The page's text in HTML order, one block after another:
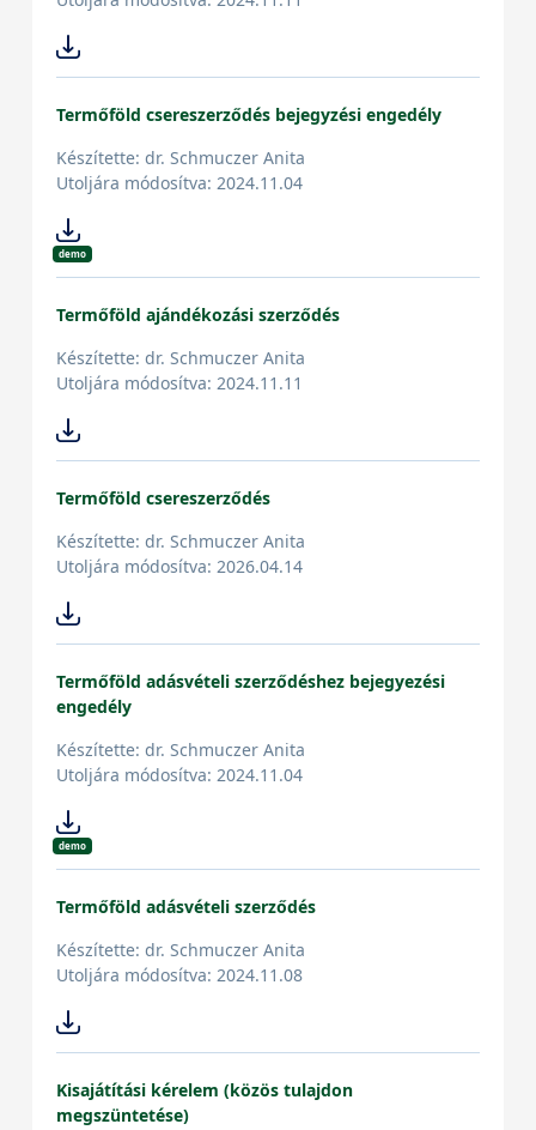
Termőföld csereszerződés bejegyzési engedély
Készítette: dr. Schmuczer Anita
Utoljára módosítva: 2024.11.04
demo
Termőföld ajándékozási szerződés
Készítette: dr. Schmuczer Anita
Utoljára módosítva: 2024.11.11
Termőföld csereszerződés
Készítette: dr. Schmuczer Anita
Utoljára módosítva: 2026.04.14
Termőföld adásvételi szerződéshez bejegyezési
engedély
Készítette: dr. Schmuczer Anita
Utoljára módosítva: 2024.11.04
demo
Termőföld adásvételi szerződés
Készítette: dr. Schmuczer Anita
Utoljára módosítva: 2024.11.08
Kisajátítási kérelem (közös tulajdon
megszüntetése)